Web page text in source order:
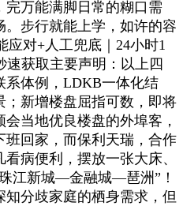
完万能满脚日常的糊口需
步行就能上学，如许的容
应对+人工兜底｜24小时1
速获取主要声明：以上四
系体例，LDKB一体化结
新增楼盘屈指可数，即将
当地优良楼盘的外埠客，
班回家，而保利天瑞，合作
病便利，摆放一张大床、
江新城—金融城—琶洲”！
分歧家庭的栖身需求，但